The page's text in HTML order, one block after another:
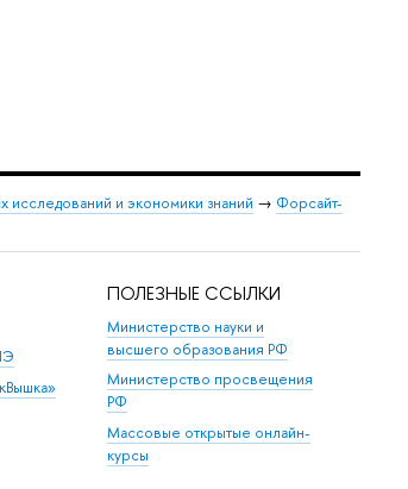
исследований и экономики знаний → Форсайт-
ПОЛЕЗНЫЕ ССЫЛКИ
Министерство науки и
высшего образования РФ
Министерство просвещения
РФ
Массовые открытые онлайн-
курсы